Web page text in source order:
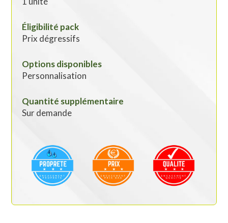
Éligibilité pack
Prix dégressifs
Options disponibles
Personnalisation
Quantité supplémentaire
Sur demande